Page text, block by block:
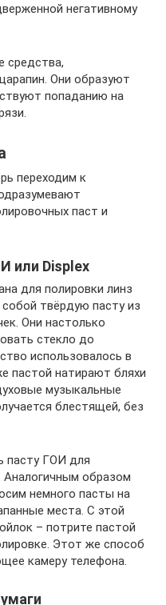
негативному
средства,
Они образуют
попаданию на
переходим к
паст и
или Displex
для полировки линз
твёрдую пасту из
Они настолько
стекло до
использовалось в
пастой натирают бляхи
музыкальные
блестящей, без
пасту ГОИ для
Аналогичным образом
немного пасты на
места. С этой
– потрите пастой
Этот же способ
камеру телефона.